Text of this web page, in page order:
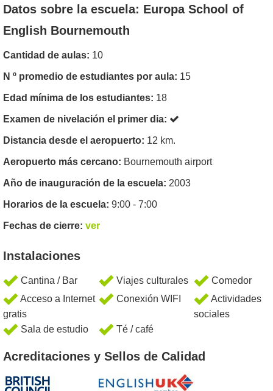
Datos sobre la escuela: Europa School of
English Bournemouth
Cantidad de aulas: 10
N º promedio de estudiantes por aula: 15
Edad mínima de los estudiantes: 18
Examen de nivelación el primer dia:
Distancia desde el aeropuerto: 12 km.
Aeropuerto más cercano: Bournemouth airport
Año de inauguración de la escuela: 2003
Horarios de la escuela: 9:00 - 7:00
Fechas de cierre: ver
Instalaciones
Cantina / Bar Viajes culturales
Comedor
Acceso a Internet
gratis
Conexión WIFI
Actividades
sociales
Sala de estudio
Té / café
Acreditaciones y Sellos de Calidad